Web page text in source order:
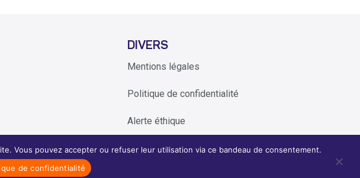
DIVERS
Mentions légales
Politique de confidentialité
Alerte éthique
site internet par l'agence Periwinkle
Vous pouvez accepter ou refuser leur utilisation via ce bandeau de consentement.
de confidentialité